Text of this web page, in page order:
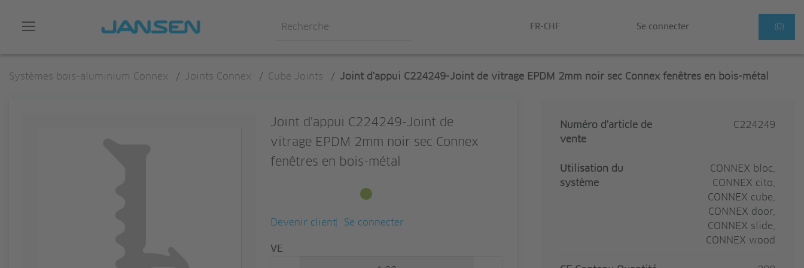
FR-CHF Se connecter (0)
Systèmes bois-aluminium Connex / Joints Connex / Cube Joints / Joint d'appui C224249-Joint de vitrage EPDM 2mm noir sec Connex fenêtres en bois-métal
Joint d'appui C224249-Joint de
vitrage EPDM 2mm noir sec Connex
fenêtres en bois-métal
Devenir client Se connecter
Quantité
VE
Numéro d'article de
vente
C224249
Utilisation du
système
CONNEX bloc,
CONNEX cito,
CONNEX cube,
CONNEX door,
CONNEX slide,
CONNEX wood